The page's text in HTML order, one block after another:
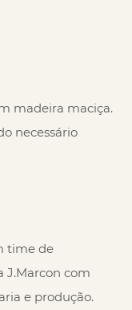
madeira maciça.
necessário
time de
J.Marcon com
e produção.